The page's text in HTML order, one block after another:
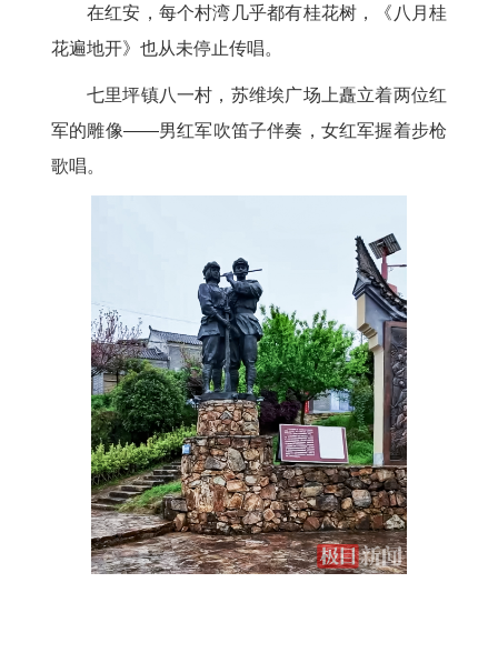
在红安，每个村湾几乎都有桂花树，《八月桂
花遍地开》也从未停止传唱。
七里坪镇八一村，苏维埃广场上矗立着两位红
军的雕像——男红军吹笛子伴奏，女红军握着步枪
歌唱。